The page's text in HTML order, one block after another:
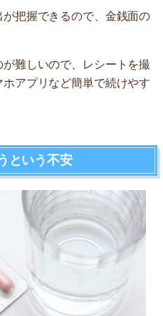
把握できるので、金銭面の
難しいので、レシートを撮
アプリなど簡単で続けやす
という不安